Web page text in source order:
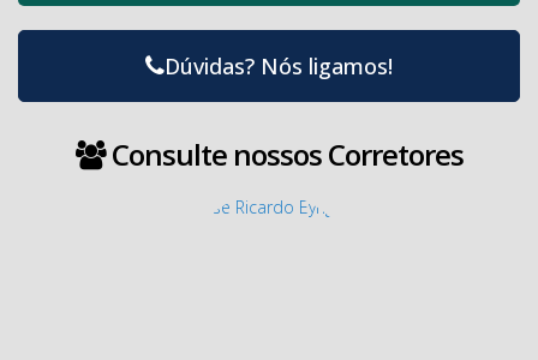
Dúvidas? Nós ligamos!
Consulte nossos Corretores